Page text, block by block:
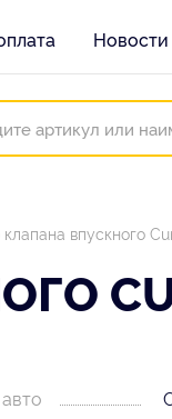
Новости
впускного